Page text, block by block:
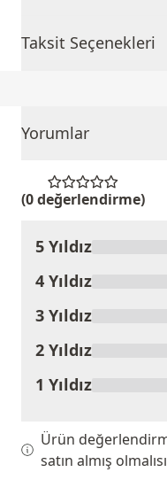
Taksit Seçenekleri
Yorumlar
(0 değerlendirme)
Ürünü Değerlendir
5 Yıldız
4 Yıldız
3 Yıldız
2 Yıldız
1 Yıldız
Ürün
satın almış